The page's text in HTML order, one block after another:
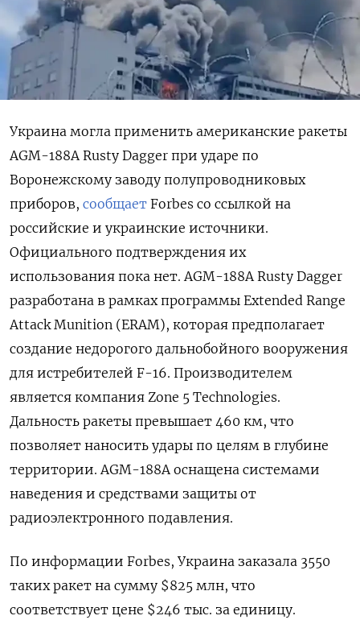
Украина могла применить американские ракеты
AGM-188A Rusty Dagger при ударе по
Воронежскому заводу полупроводниковых
приборов, сообщает Forbes со ссылкой на
российские и украинские источники.
Официального подтверждения их
использования пока нет. AGM-188A Rusty Dagger
разработана в рамках программы Extended Range
Attack Munition (ERAM), которая предполагает
создание недорогого дальнобойного вооружения
для истребителей F-16. Производителем
является компания Zone 5 Technologies.
Дальность ракеты превышает 460 км, что
позволяет наносить удары по целям в глубине
территории. AGM-188A оснащена системами
наведения и средствами защиты от
радиоэлектронного подавления.
По информации Forbes, Украина заказала 3550
таких ракет на сумму $825 млн, что
соответствует цене $246 тыс. за единицу.